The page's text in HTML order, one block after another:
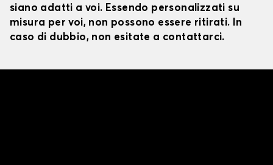
siano adatti a voi. Essendo personalizzati su
misura per voi, non possono essere ritirati. In
caso di dubbio, non esitate a contattarci.